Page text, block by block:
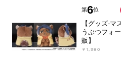
第6位
【グッズ-
うぶつフォ
販】
￥1,980